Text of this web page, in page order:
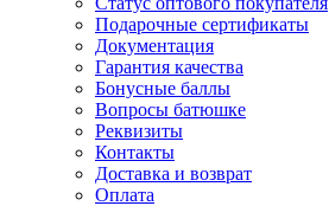
Подарочные сертификаты
Документация
Гарантия качества
Бонусные баллы
Вопросы батюшке
Реквизиты
Контакты
Доставка и возврат
Оплата